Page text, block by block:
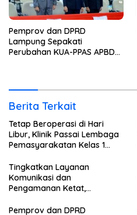
Pemprov dan DPRD
Lampung Sepakati
Perubahan KUA-PPAS APBD
Berita Terkait
Tetap Beroperasi di Hari
Libur, Klinik Passai Lembaga
Pemasyarakatan Kelas 1
Layani Warga Binaan dan
Masyarakat 24 Jam
Tingkatkan Layanan
Komunikasi dan
Pengamanan Ketat,
Kelas 1 Bandar Lampung
Pemprov dan DPRD